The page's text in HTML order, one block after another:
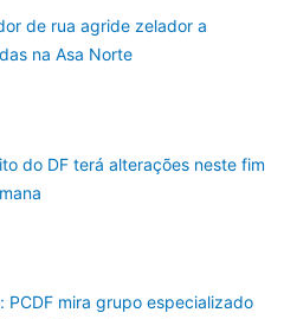
de rua agride zelador a
na Asa Norte
do DF terá alterações neste fim
PCDF mira grupo especializado